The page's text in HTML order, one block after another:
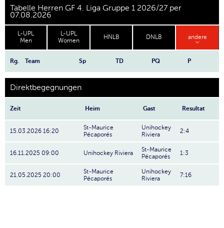
Tabelle Herren GF 4. Liga Gruppe 1 2026/27 per
07.08.2026
L-UPL
Men
L-UPL
Women
HNLB DNLB andere
Rg. Team Sp TD PQ P
Direktbegegnungen
Zeit Heim Gast Resultat
15.03.2026 16:20
St-Maurice
Pécaporés
Unihockey
Riviera
2:4
16.11.2025 09:00 Unihockey Riviera
St-Maurice
Pécaporés
1:3
21.05.2025 20:00
St-Maurice
Pécaporés
Unihockey
Riviera
7:16